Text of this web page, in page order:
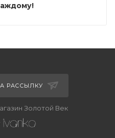
РАССЫЛКУ
Золотой Век